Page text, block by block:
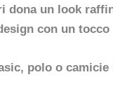
dona un look
con un
polo o